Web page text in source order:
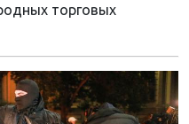
торговых